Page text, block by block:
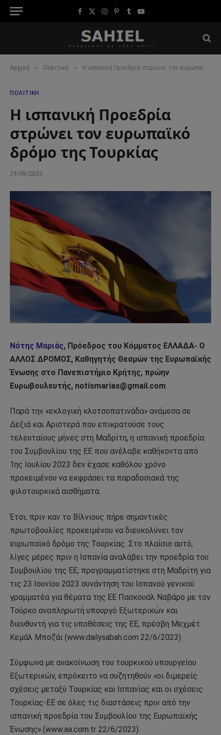
Facebook
X
Instagram
Pinterest
TumblrYouTube
Αρχική » Πολιτική » Η ισπανική Προεδρία στρώνει τον ευρωπαϊκό δρόμο της Τουρκίας
ΠΟΛΙΤΙΚΉ
Η ισπανική Προεδρία
στρώνει τον ευρωπαϊκό
δρόμο της Τουρκίας
29/08/2023
Νότης Μαριάς, Πρόεδρος του Κόμματος ΕΛΛΑΔΑ- Ο
ΑΛΛΟΣ ΔΡΟΜΟΣ, Καθηγητής Θεσμών της Ευρωπαϊκής
Ένωσης στο Πανεπιστήμιο Κρήτης, πρώην
Ευρωβουλευτής, notismarias@gmail.com
Παρά την «εκλογική κλοτσοπατινάδα» ανάμεσα σε
Δεξιά και Αριστερά που επικρατούσε τους
τελευταίους μήνες στη Μαδρίτη, η ισπανική προεδρία
του Συμβουλίου της ΕΕ που ανέλαβε καθήκοντα από
1ης Ιουλίου 2023 δεν έχασε καθόλου χρόνο
προκειμένου να εκφράσει τα παραδοσιακά της
φιλοτουρκικά αισθήματα.
Έτσι, πριν καν το Βίλνιους πήρε σημαντικές
πρωτοβουλίες προκειμένου να διευκολύνει τον
ευρωπαϊκό δρόμο της Τουρκίας. Στο πλαίσιο αυτό,
λίγες μέρες πριν η Ισπανία αναλάβει την προεδρία του
Συμβουλίου της ΕΕ, προγραμματίστηκε στη Μαδρίτη για
τις 23 Ιουνίου 2023 συνάντηση του Ισπανού γενικού
γραμματέα για θέματα της ΕΕ Πασκουάλ Ναβάρο με τον
Τούρκο αναπληρωτή υπουργό Εξωτερικών και
διευθυντή για τις υποθέσεις της ΕΕ, πρέσβη Μεχμέτ
Κεμάλ Μποζάι (www.dailysabah.com 22/6/2023).
Σύμφωνα με ανακοίνωση του τουρκικού υπουργείου
Εξωτερικών, επρόκειτο να συζητηθούν «οι διμερείς
σχέσεις μεταξύ Τουρκίας και Ισπανίας και οι σχέσεις
Τουρκίας-ΕΕ σε όλες τις διαστάσεις πριν από την
ισπανική προεδρία του Συμβουλίου της Ευρωπαϊκής
Ένωσης» (www.aa.com.tr 22/6/2023).